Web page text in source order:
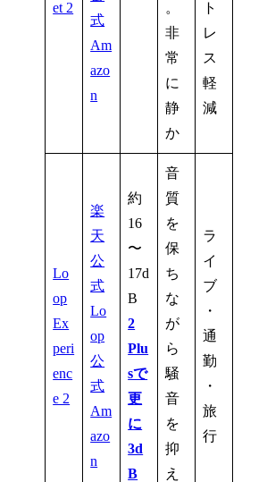
et 2
式
Am
azo
n
。
非
常
に
静
か
ト
レ
ス
軽
減
Lo
op
Ex
peri
enc
e 2
楽
天
公
式
Lo
op
公
式
Am
azo
n
約
16
〜
17d
B
2
Plu
sで
更
に
3d
B
音
質
を
保
ち
な
が
ら
騒
音
を
抑
え
ラ
イ
ブ
・
通
勤
・
旅
行